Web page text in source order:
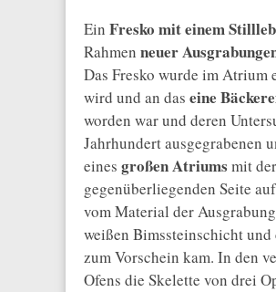
Ein Fresko mit einem
Rahmen neuer
Das Fresko wurde im Atrium
wird und an das eine
worden war und deren
Jahrhundert ausgegrabenen
eines großen Atriums mit
gegenüberliegenden Seite
vom Material der
weißen Bimssteinschicht
zum Vorschein kam. In den
Ofens die Skelette von drei